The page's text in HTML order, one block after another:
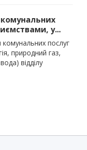
у...
комунальних послуг
природний газ,
відділу